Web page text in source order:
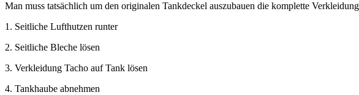
Man muss tatsächlich um den originalen Tankdeckel auszubauen die komplette
1. Seitliche Lufthutzen runter
2. Seitliche Bleche lösen
3. Verkleidung Tacho auf Tank lösen
4. Tankhaube abnehmen